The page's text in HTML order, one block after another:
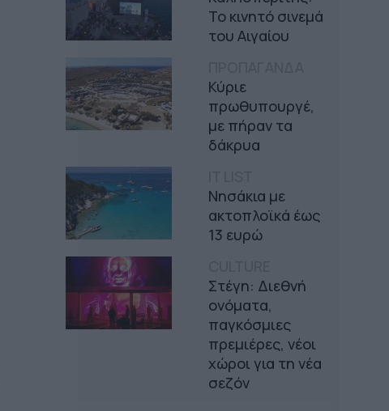
Το κινητό σινεμά
του Αιγαίου
Κύριε
πρωθυπουργέ,
με πήραν τα
δάκρυα
Νησάκια με
ακτοπλοϊκά έως
13 ευρώ
Στέγη: Διεθνή
ονόματα,
παγκόσμιες
πρεμιέρες, νέοι
χώροι για τη νέα
σεζόν